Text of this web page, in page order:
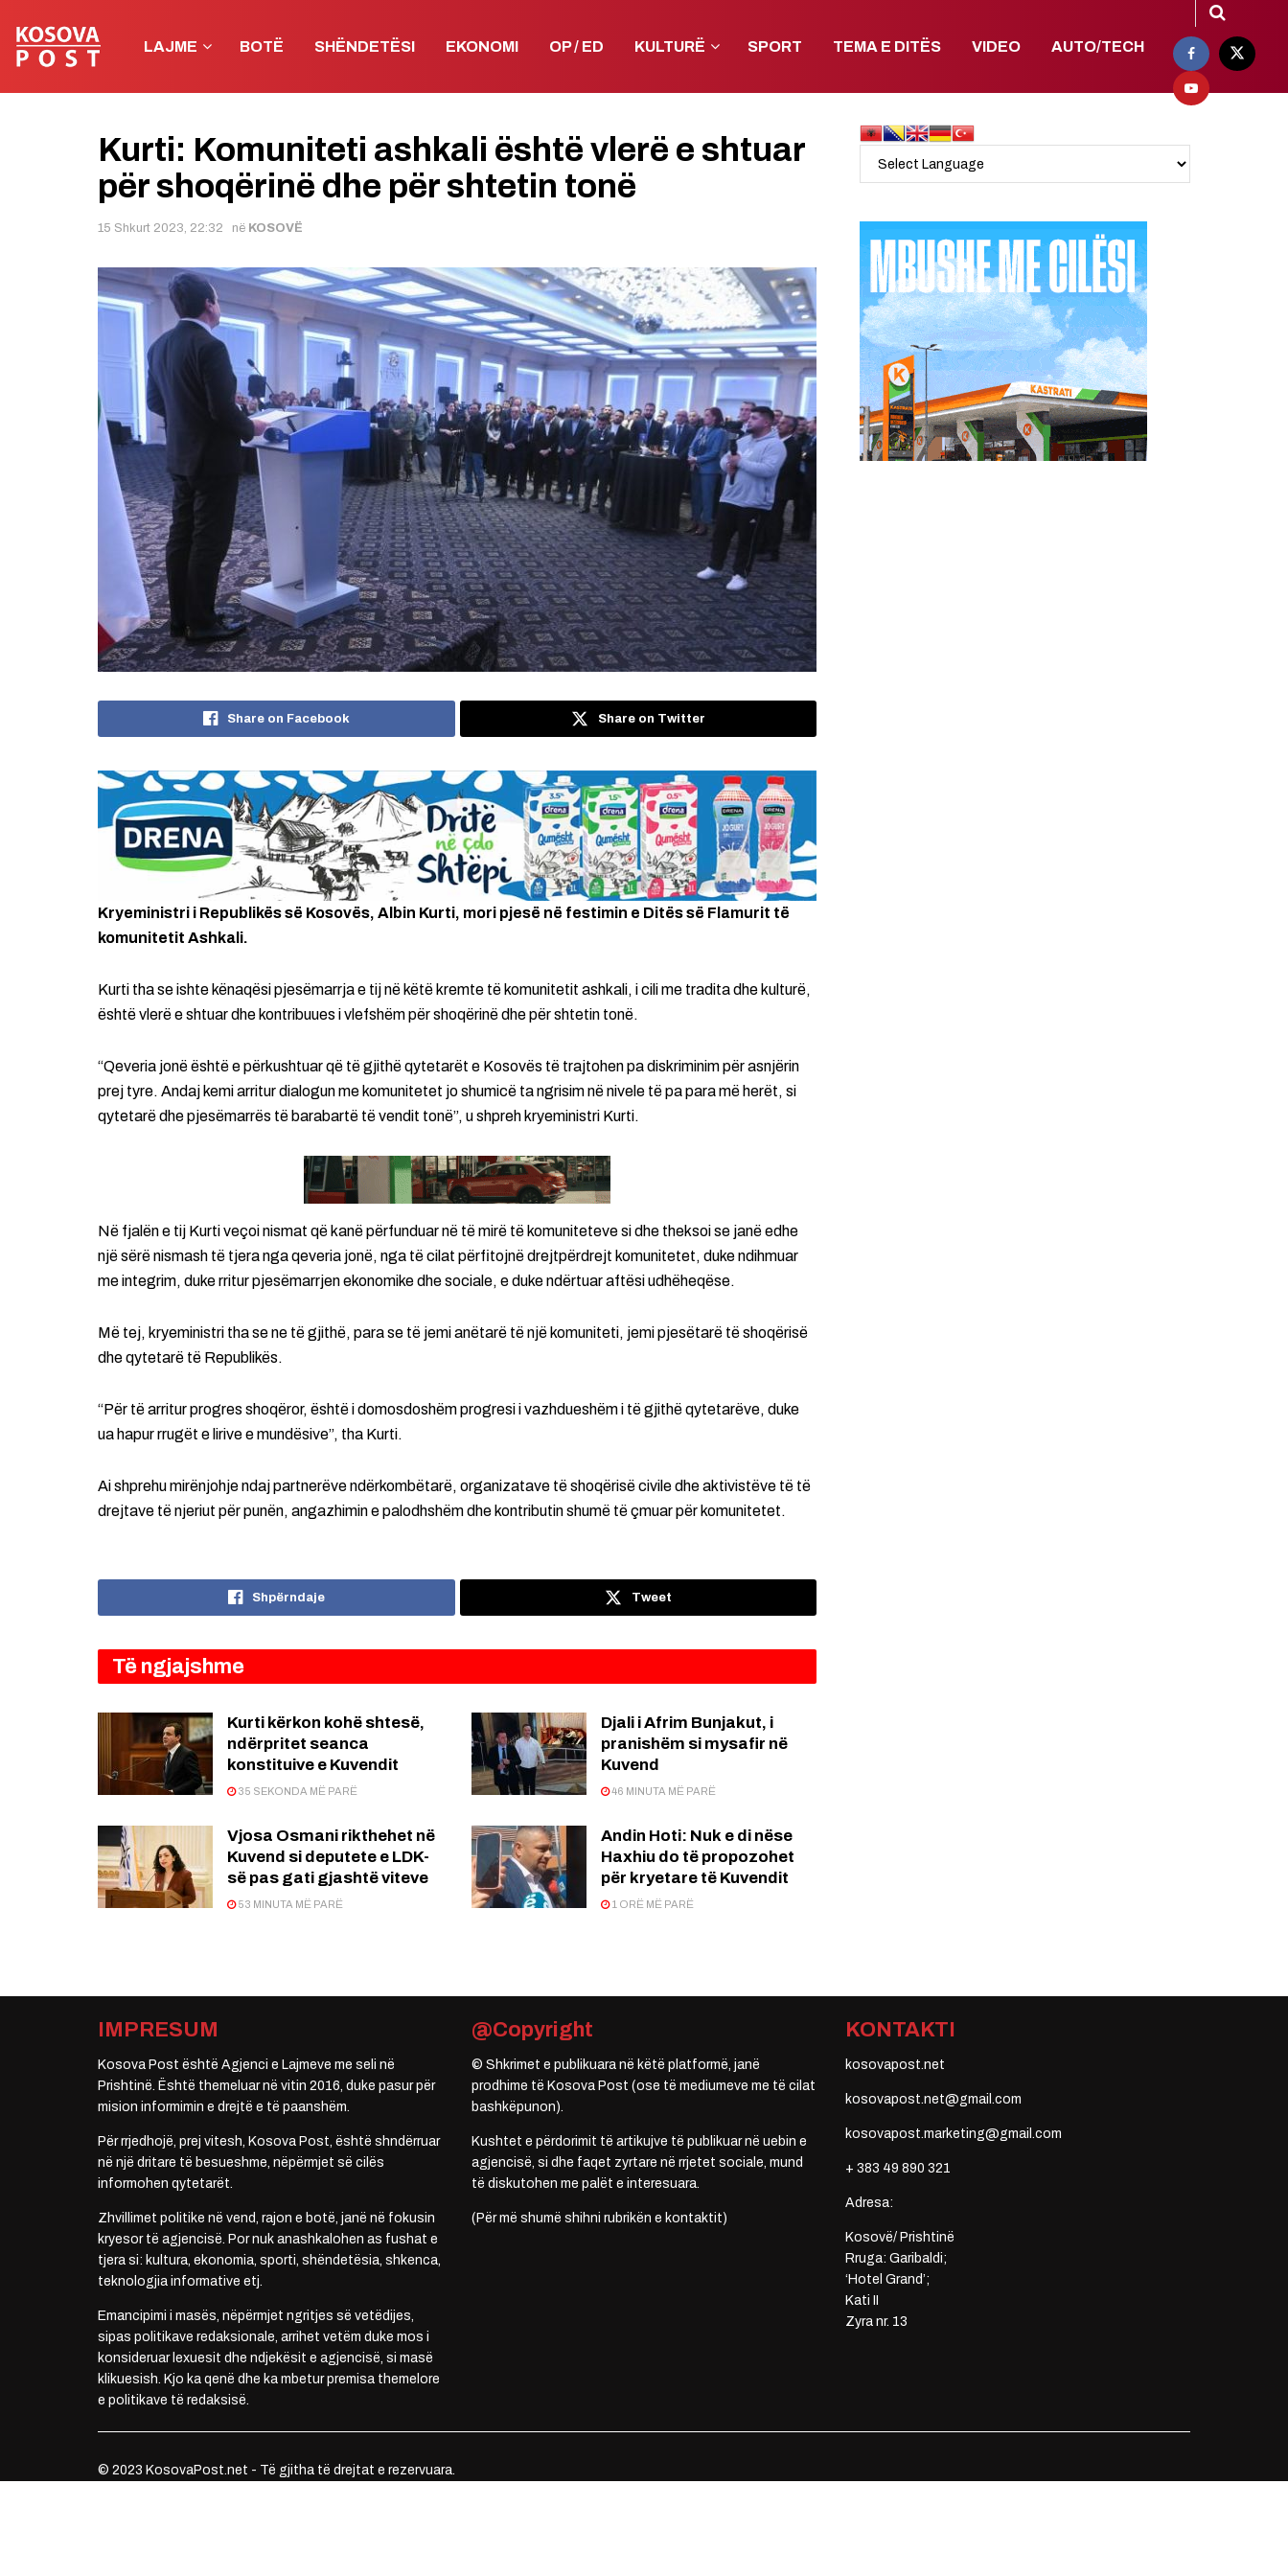
LAJME BOTË SHËNDETËSI EKONOMI OP / ED KULTURË SPORT TEMA E DITËS VIDEO AUTO/TECH
Kurti: Komuniteti ashkali është vlerë e shtuar
për shoqërinë dhe për shtetin tonë
15 Shkurt 2023, 22:32 në KOSOVË
Share on Facebook Share on Twitter
Kryeministri i Republikës së Kosovës, Albin Kurti, mori pjesë në festimin e Ditës së Flamurit të
komunitetit Ashkali.
Kurti tha se ishte kënaqësi pjesëmarrja e tij në këtë kremte të komunitetit ashkali, i cili me tradita dhe kulturë,
është vlerë e shtuar dhe kontribuues i vlefshëm për shoqërinë dhe për shtetin tonë.
“Qeveria jonë është e përkushtuar që të gjithë qytetarët e Kosovës të trajtohen pa diskriminim për asnjërin
prej tyre. Andaj kemi arritur dialogun me komunitetet jo shumicë ta ngrisim në nivele të pa para më herët, si
qytetarë dhe pjesëmarrës të barabartë të vendit tonë”, u shpreh kryeministri Kurti.
Në fjalën e tij Kurti veçoi nismat që kanë përfunduar në të mirë të komuniteteve si dhe theksoi se janë edhe
një sërë nismash të tjera nga qeveria jonë, nga të cilat përfitojnë drejtpërdrejt komunitetet, duke ndihmuar
me integrim, duke rritur pjesëmarrjen ekonomike dhe sociale, e duke ndërtuar aftësi udhëheqëse.
Më tej, kryeministri tha se ne të gjithë, para se të jemi anëtarë të një komuniteti, jemi pjesëtarë të shoqërisë
dhe qytetarë të Republikës.
“Për të arritur progres shoqëror, është i domosdoshëm progresi i vazhdueshëm i të gjithë qytetarëve, duke
ua hapur rrugët e lirive e mundësive”, tha Kurti.
Ai shprehu mirënjohje ndaj partnerëve ndërkombëtarë, organizatave të shoqërisë civile dhe aktivistëve të të
drejtave të njeriut për punën, angazhimin e palodhshëm dhe kontributin shumë të çmuar për komunitetet.
Shpërndaje Tweet
Të ngjajshme
Kurti kërkon kohë shtesë,
ndërpritet seanca
konstituive e Kuvendit
35 SEKONDA MË PARË
Djali i Afrim Bunjakut, i
pranishëm si mysafir në
Kuvend
46 MINUTA MË PARË
Vjosa Osmani rikthehet në
Kuvend si deputete e LDK-
së pas gati gjashtë viteve
53 MINUTA MË PARË
Andin Hoti: Nuk e di nëse
Haxhiu do të propozohet
për kryetare të Kuvendit
1 ORË MË PARË
IMPRESUM
Kosova Post është Agjenci e Lajmeve me seli në
Prishtinë. Është themeluar në vitin 2016, duke pasur për
mision informimin e drejtë e të paanshëm.
Për rrjedhojë, prej vitesh, Kosova Post, është shndërruar
në një dritare të besueshme, nëpërmjet së cilës
informohen qytetarët.
Zhvillimet politike në vend, rajon e botë, janë në fokusin
kryesor të agjencisë. Por nuk anashkalohen as fushat e
tjera si: kultura, ekonomia, sporti, shëndetësia, shkenca,
teknologjia informative etj.
Emancipimi i masës, nëpërmjet ngritjes së vetëdijes,
sipas politikave redaksionale, arrihet vetëm duke mos i
konsideruar lexuesit dhe ndjekësit e agjencisë, si masë
klikuesish. Kjo ka qenë dhe ka mbetur premisa themelore
e politikave të redaksisë.
@Copyright
© Shkrimet e publikuara në këtë platformë, janë
prodhime të Kosova Post (ose të mediumeve me të cilat
bashkëpunon).
Kushtet e përdorimit të artikujve të publikuar në uebin e
agjencisë, si dhe faqet zyrtare në rrjetet sociale, mund
të diskutohen me palët e interesuara.
(Për më shumë shihni rubrikën e kontaktit)
KONTAKTI
kosovapost.net
kosovapost.net@gmail.com
kosovapost.marketing@gmail.com
+ 383 49 890 321
Adresa:
Kosovë/ Prishtinë
Rruga: Garibaldi;
‘Hotel Grand’;
Kati II
Zyra nr. 13
© 2023 KosovaPost.net - Të gjitha të drejtat e rezervuara.